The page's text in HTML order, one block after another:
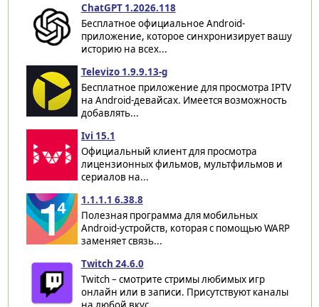
ChatGPT 1.2026.118
Бесплатное официальное Android-
приложение, которое синхронизирует вашу
историю на всех...
Televizo 1.9.9.13-g
Бесплатное приложение для просмотра IPTV
на Android-девайсах. Имеется возможность
добавлять...
Ivi 15.1
Официальный клиент для просмотра
лицензионных фильмов, мультфильмов и
сериалов на...
1.1.1.1 6.38.8
Полезная программа для мобильных
Android-устройств, которая с помощью WARP
заменяет связь...
Twitch 24.6.0
Twitch – смотрите стримы любимых игр
онлайн или в записи. Присутствуют каналы